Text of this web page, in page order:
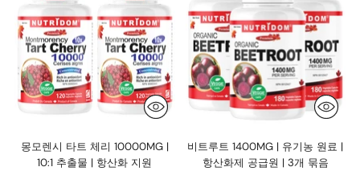
몽모렌시 타트 체리 10000MG |
10:1 추출물 | 항산화 지원
비트루트 1400MG | 유기농 원료 |
항산화제 공급원 | 3개 묶음